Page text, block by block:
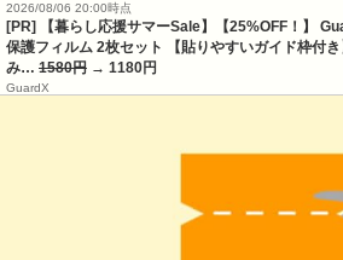
2026/08/06 20:00時点
[PR] 【暮らし応援サマーSale】【25%OFF！】
保護フィルム 2枚セット 【貼りやすいガイド枠付
み… 1580円 → 1180円
GuardX